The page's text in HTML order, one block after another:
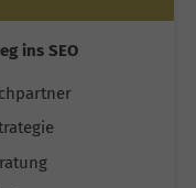
ins SEO